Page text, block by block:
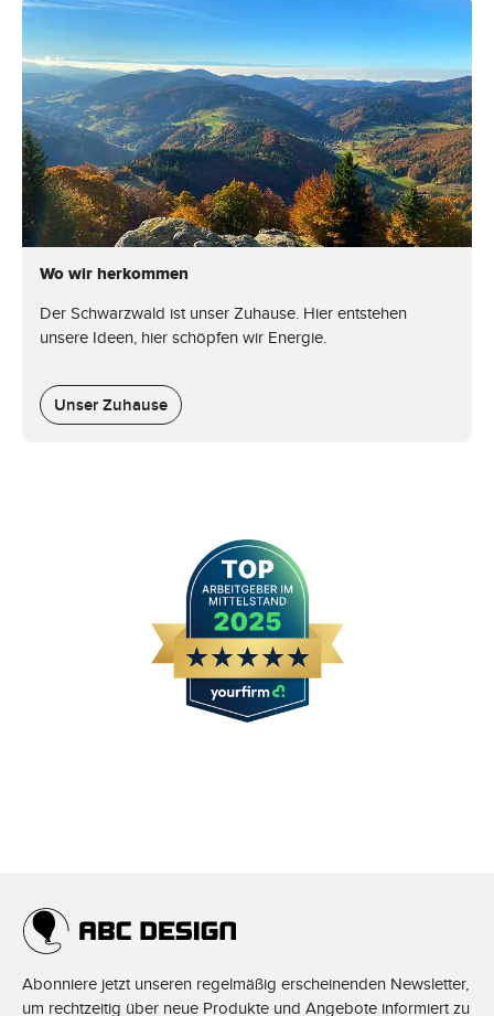
Wo wir herkommen
Der Schwarzwald ist unser Zuhause. Hier entstehen
unsere Ideen, hier schöpfen wir Energie.
Unser Zuhause
Abonniere jetzt unseren regelmäßig erscheinenden Newsletter,
um rechtzeitig über neue Produkte und Angebote informiert zu